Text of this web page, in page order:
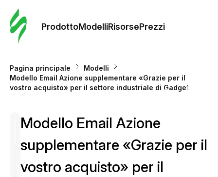
ProdottoModelliRisorsePrezzi
Pagina principale
Modelli
Modello Email Azione supplementare «Grazie per il
vostro acquisto» per il settore industriale di Gadget
Modello Email Azione
supplementare «Grazie per il
vostro acquisto» per il